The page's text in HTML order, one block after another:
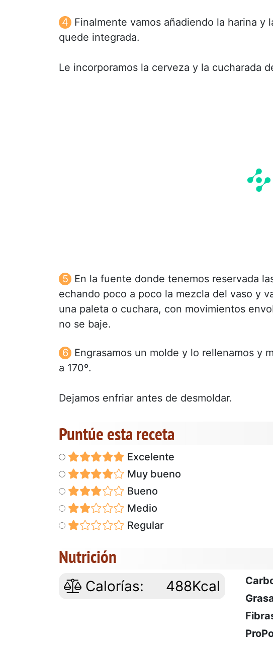
Finalmente vamos añadiendo la harina y
quede integrada.
Le incorporamos la cerveza y la cucharada
En la fuente donde tenemos reservada
echando poco a poco la mezcla del vaso y
una paleta o cuchara, con movimientos
no se baje.
Engrasamos un molde y lo rellenamos y
a 170º.
Dejamos enfriar antes de desmoldar.
Puntúe esta receta
Excelente
Muy bueno
Bueno
Medio
Regular
Nutrición
Calorías: 488Kcal